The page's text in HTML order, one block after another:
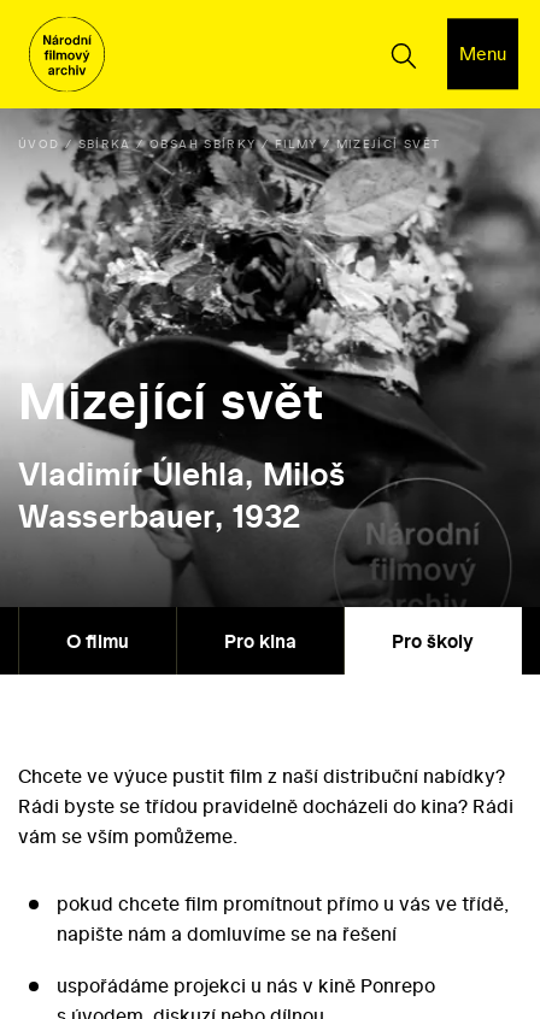
Menu
ÚVOD SBÍRKA OBSAH SBÍRKY FILMY MIZEJÍCÍ SVĚT
Mizející svět
Vladimír Úlehla, Miloš
Wasserbauer, 1932
O filmu Pro kina Pro školy
Chcete ve výuce pustit film z naší distribuční nabídky?
Rádi byste se třídou pravidelně docházeli do kina? Rádi
vám se vším pomůžeme.
pokud chcete film promítnout přímo u vás ve třídě,
napište nám a domluvíme se na řešení
uspořádáme projekci u nás v kině Ponrepo